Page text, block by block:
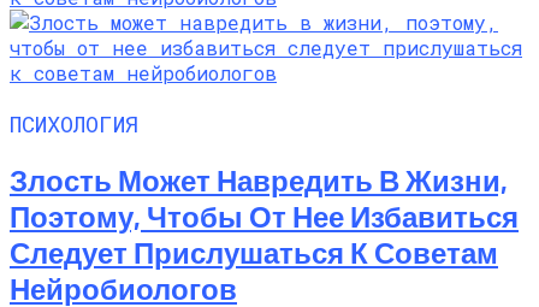
ПСИХОЛОГИЯ
Злость Может Навредить В Жизни,
Поэтому, Чтобы От Нее Избавиться
Следует Прислушаться К Советам
Нейробиологов